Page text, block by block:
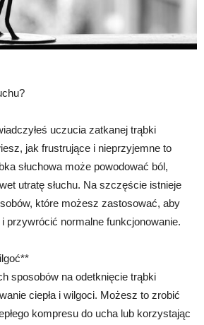
uczucia zatkanej trąbki
jak frustrujące i nieprzyjemne to
słuchowa może powodować ból,
utratę słuchu. Na szczęście istnieje
które możesz zastosować, aby
przywrócić normalne funkcjonowanie.
sposobów na odetknięcie trąbki
ciepła i wilgoci. Możesz to zrobić
kompresu do ucha lub korzystając